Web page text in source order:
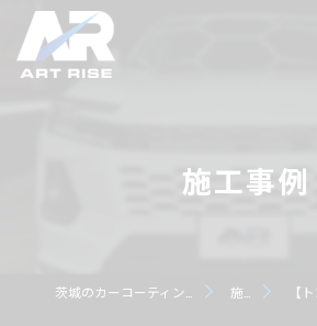
施工事例
施工事例 【トヨ